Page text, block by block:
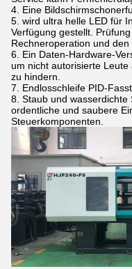
4. Eine
5. wird ultra helle LED für
Verfügung gestellt.
Rechneroperation und
6. Ein Daten-Hardware-
um nicht autorisierte
zu hindern.
7. Endlosschleife PID-
8. Staub und
ordentliche und saubere
Steuerkomponenten.